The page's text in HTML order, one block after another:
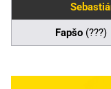
Fapšo(???)